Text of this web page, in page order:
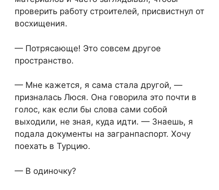
проверить работу строителей, присвистнул от
восхищения.
— Потрясающе! Это совсем другое
пространство.
— Мне кажется, я сама стала другой, —
призналась Люся. Она говорила это почти в
голос, как если бы слова сами собой
выходили, не зная, куда идти. — Знаешь, я
подала документы на загранпаспорт. Хочу
поехать в Турцию.
— В одиночку?